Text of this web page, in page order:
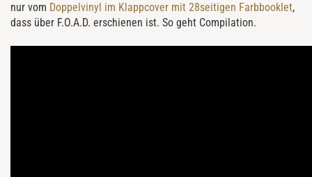
nur vom Doppelvinyl im Klappcover mit 28seitigen Farbbooklet,
dass über F.O.A.D. erschienen ist. So geht Compilation.